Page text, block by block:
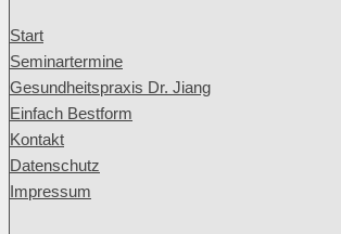
Start
Seminartermine
Gesundheitspraxis Dr. Jiang
Einfach Bestform
Kontakt
Datenschutz
Impressum